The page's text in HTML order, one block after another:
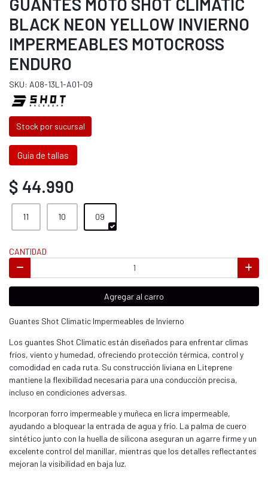
GUANTES MOTO SHOT CLIMATIC
BLACK NEON YELLOW INVIERNO
IMPERMEABLES MOTOCROSS
ENDURO
SKU: A08-13L1-A01-09
Stock por sucursal
Guía de tallas
$ 44.990
11 10 09
CANTIDAD
Agregar al carro
Guantes Shot Climatic Impermeables de Invierno
Los guantes Shot Climatic están diseñados para enfrentar climas
fríos, viento y humedad, ofreciendo protección térmica, control y
comodidad en cada ruta. Su construcción liviana en Liteprene
mantiene la flexibilidad necesaria para una conducción precisa,
incluso en condiciones adversas.
Incorporan forro impermeable y muñeca en licra impermeable,
ayudando a bloquear la entrada de agua y frío. La palma de cuero
sintético junto con la huella de silicona aseguran un agarre firme y un
excelente control del manillar, mientras que los detalles reflectantes
mejoran la visibilidad en baja luz.